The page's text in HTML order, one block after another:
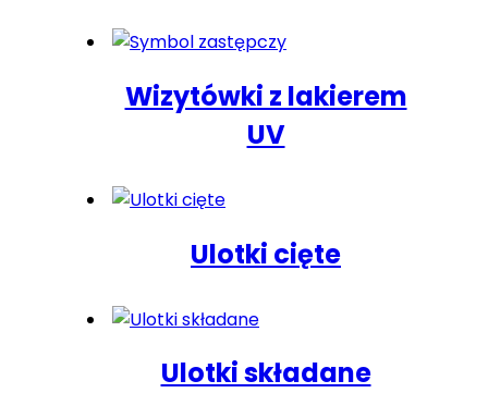
Wizytówki z lakierem
UV
Ulotki cięte
Ulotki składane